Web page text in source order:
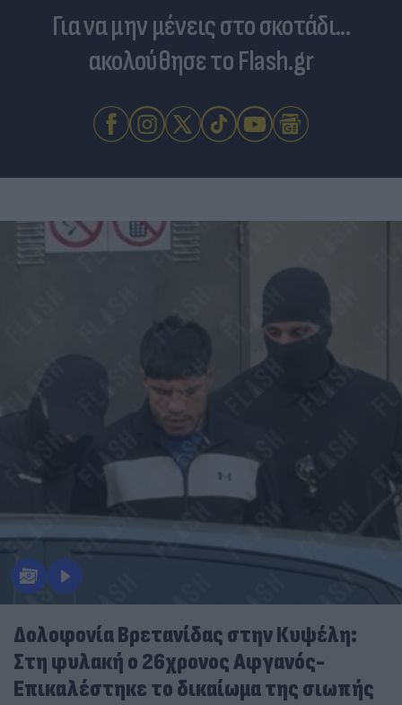
Για να μην μένεις στο σκοτάδι...
ακολούθησε το Flash.gr
Δολοφονία Βρετανίδας στην Κυψέλη:
Στη φυλακή ο 26χρονος Αφγανός-
Επικαλέστηκε το δικαίωμα της σιωπής